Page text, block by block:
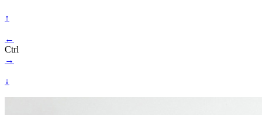
↑
←
Ctrl
→
↓